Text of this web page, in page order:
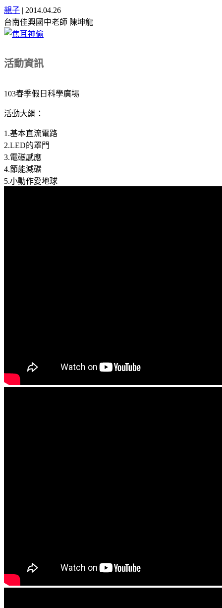
親子 | 2014.04.26
台南佳興國中老師 陳坤龍
活動資訊
103春季假日科學廣場
活動大綱：
1.基本直流電路
2.LED的罩門
3.電磁感應
4.節能減碳
5.小動作愛地球